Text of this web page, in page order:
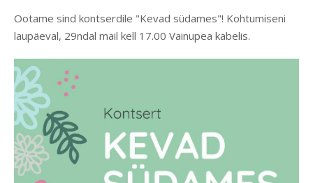
Ootame sind kontserdile "Kevad südames"! Kohtumiseni
laupäeval, 29ndal mail kell 17.00 Vainupea kabelis.